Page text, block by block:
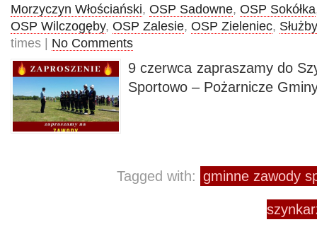
Morzyczyn Włościański, OSP Sadowne, OSP Sokółka
OSP Wilczogęby, OSP Zalesie, OSP Zieleniec, Służby
times | No Comments
9 czerwca zapraszamy do
Sportowo – Pożarnicze
Tagged with: gminne zawody